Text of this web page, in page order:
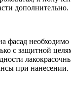
дополнительно.
фасад необходимо
с защитной
при нанесении.